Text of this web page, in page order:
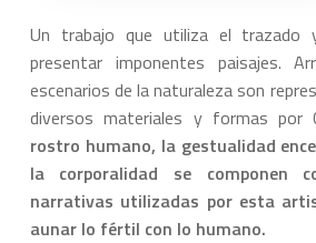
Un trabajo que utiliza el trazado
presentar imponentes paisajes.
escenarios de la naturaleza son
diversos materiales y formas por
rostro humano, la gestualidad
la corporalidad se componen
narrativas utilizadas por esta
aunar lo fértil con lo humano.